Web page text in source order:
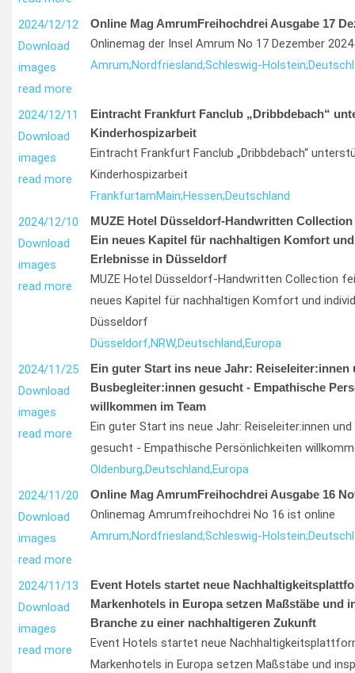
2024/12/12
Download
images
read more
Online Mag AmrumFreihochdrei Ausgabe 17
Onlinemag der Insel Amrum No 17 Dezember
Amrum;Nordfriesland;Schleswig-Holstein;
2024/12/11
Download
images
read more
Eintracht Frankfurt Fanclub „Dribbdebach“
Kinderhospizarbeit
Eintracht Frankfurt Fanclub „Dribbdebach“
Kinderhospizarbeit
FrankfurtamMain;Hessen;Deutschland
2024/12/10
Download
images
read more
MUZE Hotel Düsseldorf-Handwritten
Ein neues Kapitel für nachhaltigen Komfort
Erlebnisse in Düsseldorf
MUZE Hotel Düsseldorf-Handwritten Collection
neues Kapitel für nachhaltigen Komfort und
Düsseldorf
Düsseldorf,NRW,Deutschland,Europa
2024/11/25
Download
images
read more
Ein guter Start ins neue Jahr: Reiseleiter:innen
Busbegleiter:innen gesucht - Empathische
willkommen im Team
Ein guter Start ins neue Jahr: Reiseleiter:innen
gesucht - Empathische Persönlichkeiten
Oldenburg,Deutschland,Europa
2024/11/20
Download
images
read more
Online Mag AmrumFreihochdrei Ausgabe 16
Onlinemag Amrumfreihochdrei No 16 ist online
Amrum;Nordfriesland;Schleswig-Holstein;
2024/11/13
Download
images
read more
Event Hotels startet neue
Markenhotels in Europa setzen Maßstäbe und
Branche zu einer nachhaltigeren Zukunft
Event Hotels startet neue
Markenhotels in Europa setzen Maßstäbe und